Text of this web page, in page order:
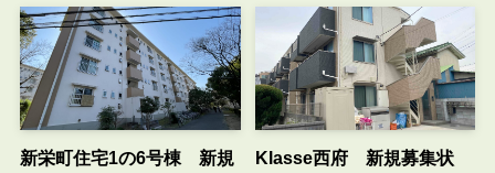
新栄町住宅1の6号棟 新規
Klasse西府 新規募集状